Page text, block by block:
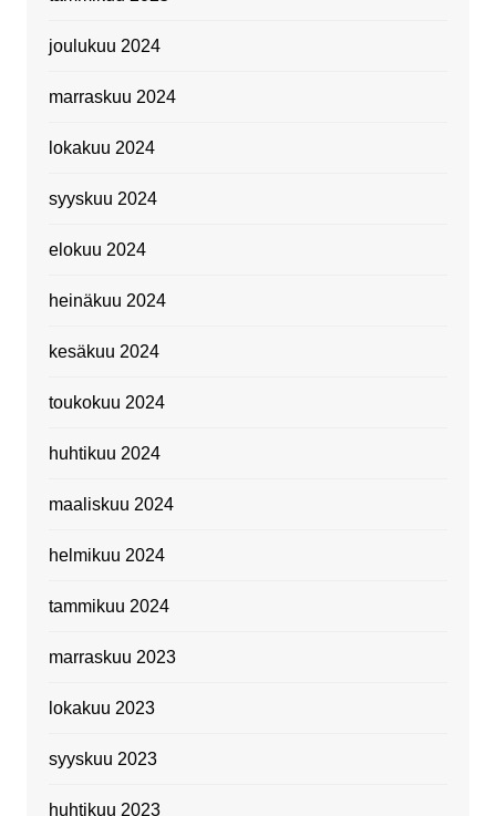
joulukuu 2024
marraskuu 2024
lokakuu 2024
syyskuu 2024
elokuu 2024
heinäkuu 2024
kesäkuu 2024
toukokuu 2024
huhtikuu 2024
maaliskuu 2024
helmikuu 2024
tammikuu 2024
marraskuu 2023
lokakuu 2023
syyskuu 2023
huhtikuu 2023